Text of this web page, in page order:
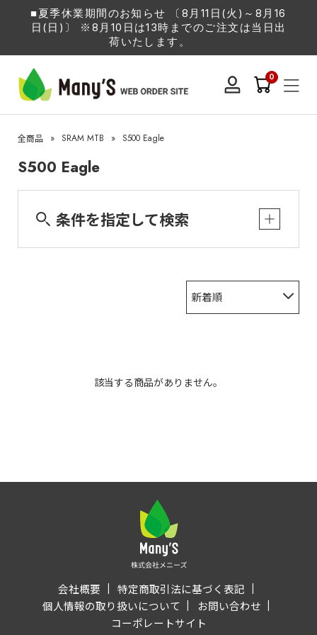
■夏季休業期間のお知らせ 〔8月11日(火)～8月16
日(日)〕 ※8月10日は13時までのご注文は当日出
荷いたします。
0
全商品 » SRAM MTB » S500 Eagle
S500 Eagle
条件を指定して検索
新着順
該当する商品がありません。
会社概要
特定商取引法に基づく表記
個人情報の取り扱いについて
お問い合わせ
コーポレートサイト